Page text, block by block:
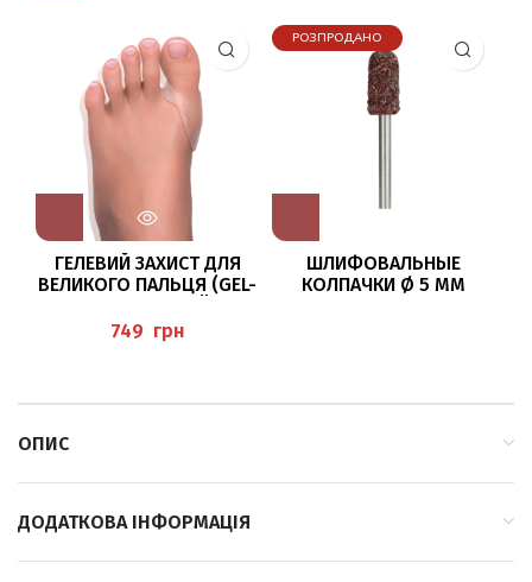
ГЕЛЕВИЙ ЗАХИСТ ДЛЯ
ВЕЛИКОГО ПАЛЬЦЯ (GEL-
PEDIBAEHR
грн
РОЗПРОДАНО
ШЛИФОВАЛЬНЫЕ
КОЛПАЧКИ Ø 5 ММ
ОПИС
ДОДАТКОВА ІНФОРМАЦІЯ